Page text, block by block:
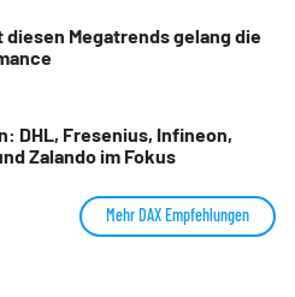
diesen Megatrends gelang die
DHL, Fresenius, Infineon,
Zalando im Fokus
Mehr DAX Empfehlungen